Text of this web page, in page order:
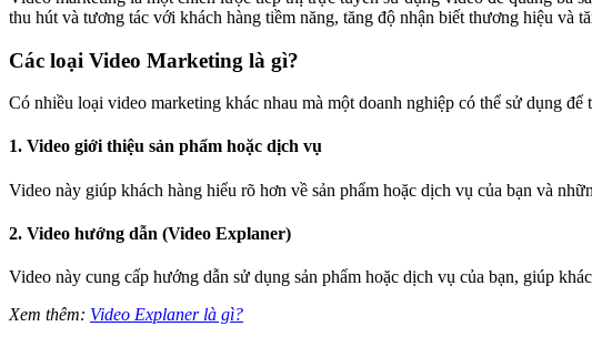
thu hút và tương tác với khách hàng tiềm năng, tăng độ nhận biết thương hiệu và
Các loại Video Marketing là gì?
Có nhiều loại video marketing khác nhau mà một doanh nghiệp có thể sử dụng
1. Video giới thiệu sản phẩm hoặc dịch vụ
Video này giúp khách hàng hiểu rõ hơn về sản phẩm hoặc dịch vụ của bạn và
2. Video hướng dẫn (Video Explaner)
Video này cung cấp hướng dẫn sử dụng sản phẩm hoặc dịch vụ của bạn, giúp
Xem thêm: Video Explaner là gì?